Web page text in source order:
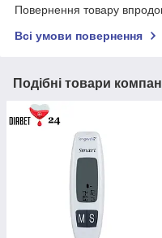
Повернення товару
Всі умови повернення
Подібні товари